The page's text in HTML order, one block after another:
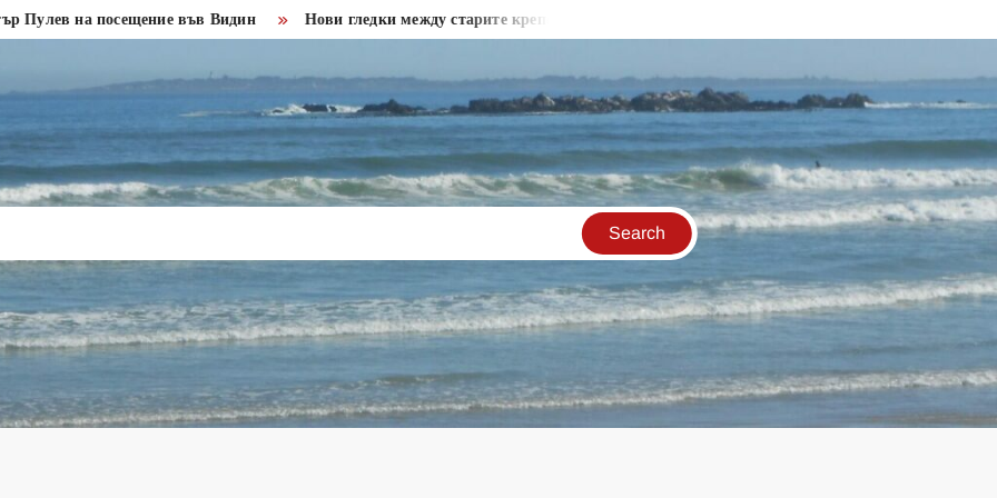
посещение във Видин Нови гледки между старите крепостни стени във Видин